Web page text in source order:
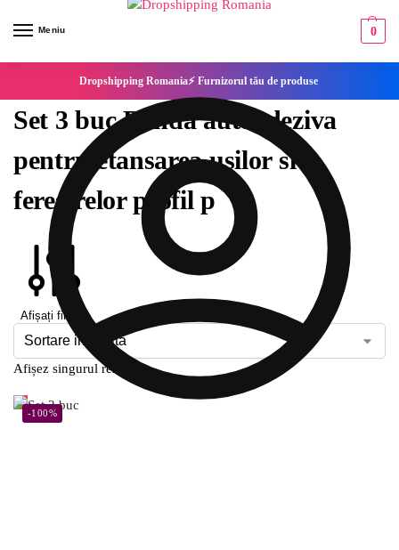
Meniu 0
Dropshipping Romania⚡ Furnizorul tău de produse
Set 3 buc Banda autoadeziva
pentru etansarea usilor si
ferestrelor profil p
Afișați filtrele
Afișez singurul rezultat
-100%